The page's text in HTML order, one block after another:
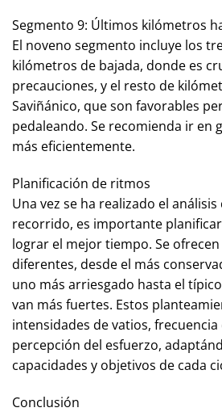
Segmento 9: Últimos kilómetros
El noveno segmento incluye los
kilómetros de bajada, donde es
precauciones, y el resto de
Saviñánico, que son favorables
pedaleando. Se recomienda ir en
más eficientemente.
Planificación de ritmos
Una vez se ha realizado el
recorrido, es importante
lograr el mejor tiempo. Se
diferentes, desde el más
uno más arriesgado hasta el
van más fuertes. Estos
intensidades de vatios, frecuencia
percepción del esfuerzo,
capacidades y objetivos de cada
Conclusión